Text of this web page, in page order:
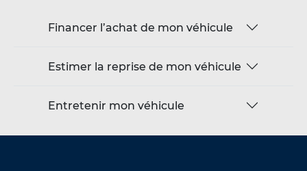
Financer l’achat de mon véhicule
Estimer la reprise de mon véhicule
Entretenir mon véhicule